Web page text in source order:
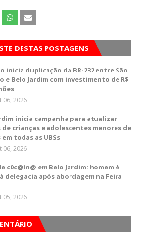
DESTAS POSTAGENS
inicia duplicação da BR-232 entre São
e Belo Jardim com investimento de R$
06, 2026
inicia campanha para atualizar
de crianças e adolescentes menores de
em todas as UBSs
06, 2026
c0c@ín@ em Belo Jardim: homem é
delegacia após abordagem na Feira
05, 2026